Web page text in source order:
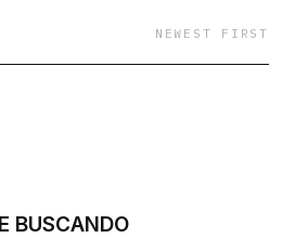
NEWEST FIRST
BUSCANDO